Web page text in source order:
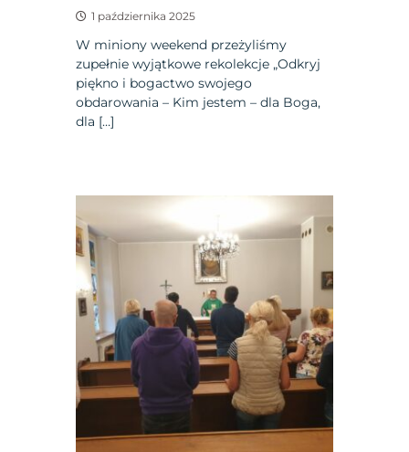
1 października 2025
W miniony weekend przeżyliśmy
zupełnie wyjątkowe rekolekcje „Odkryj
piękno i bogactwo swojego
obdarowania – Kim jestem – dla Boga,
dla […]